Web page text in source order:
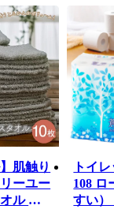
。
芋、花き等、
西国際空港の
をはじめとす
では大阪湾で
にはSENNAN
、にぎわいを
生させ、泉南
ています。
肌触り
ーユー
ル ラ
トイ
108 ロ
すい）